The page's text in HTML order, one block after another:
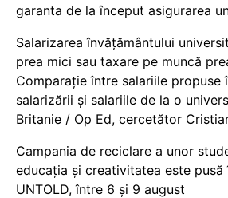
garanta de la început asigurarea
Salarizarea învățământului
prea mici sau taxare pe muncă
Comparație între salariile propuse
salarizării și salariile de la o
Britanie / Op Ed, cercetător
Campania de reciclare a unor
educația și creativitatea este pusă
UNTOLD, între 6 și 9 august